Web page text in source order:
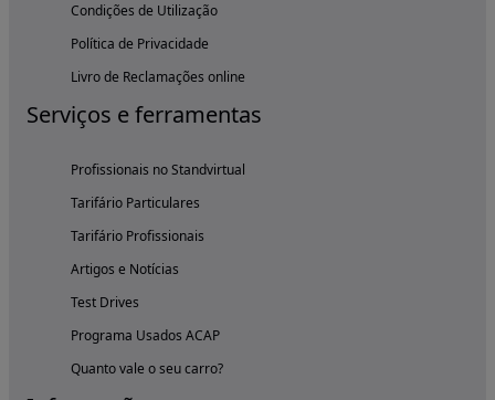
Condições de Utilização
Política de Privacidade
Livro de Reclamações online
Serviços e ferramentas
Profissionais no Standvirtual
Tarifário Particulares
Tarifário Profissionais
Artigos e Notícias
Test Drives
Programa Usados ACAP
Quanto vale o seu carro?